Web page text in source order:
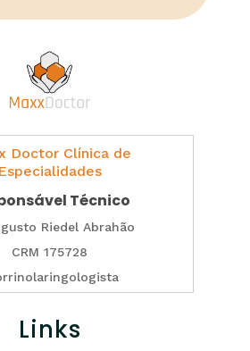
Doctor Clínica de
Especialidades
Técnico
Riedel Abrahão
CRM 175728
Links